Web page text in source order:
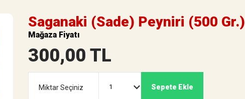
Saganaki (Sade) Peyniri (500 Gr.)
Mağaza Fiyatı
300,00 TL
Miktar Seçiniz Sepete Ekle